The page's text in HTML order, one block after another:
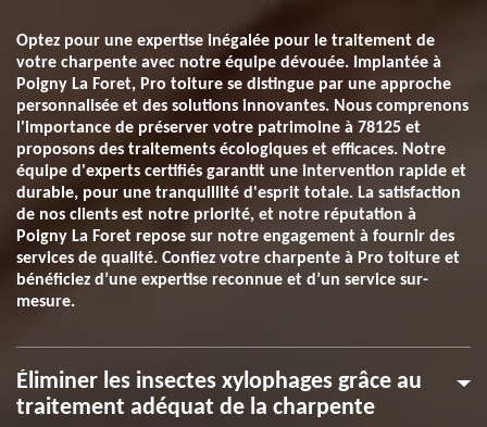
Optez pour une expertise inégalée pour le traitement de
votre charpente avec notre équipe dévouée. Implantée à
Poigny La Foret, Pro toiture se distingue par une approche
personnalisée et des solutions innovantes. Nous comprenons
l'importance de préserver votre patrimoine à 78125 et
proposons des traitements écologiques et efficaces. Notre
équipe d'experts certifiés garantit une intervention rapide et
durable, pour une tranquillité d'esprit totale. La satisfaction
de nos clients est notre priorité, et notre réputation à
Poigny La Foret repose sur notre engagement à fournir des
services de qualité. Confiez votre charpente à Pro toiture et
bénéficiez d’une expertise reconnue et d’un service sur-
mesure.
Éliminer les insectes xylophages grâce au
traitement adéquat de la charpente